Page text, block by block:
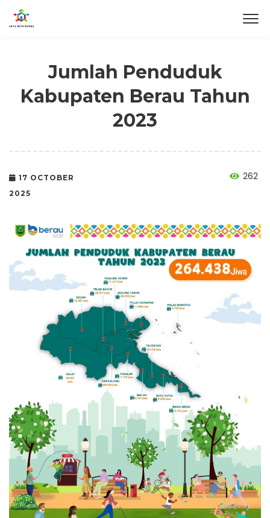
Jumlah Penduduk
Kabupaten Berau Tahun
2023
17 OCTOBER
2025
262